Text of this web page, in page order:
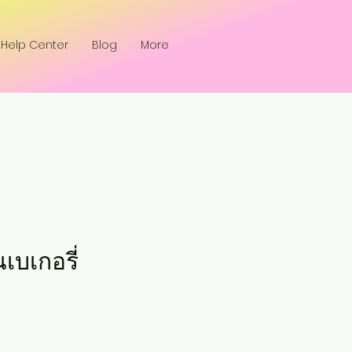
Help Center Blog More
บเกอรี่